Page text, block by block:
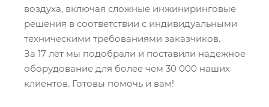
воздуха, включая сложные инжиниринговые
решения в соответствии с индивидуальными
техническими требованиями заказчиков.
За 17 лет мы подобрали и поставили надежное
оборудование для более чем 30 000 наших
клиентов. Готовы помочь и вам!